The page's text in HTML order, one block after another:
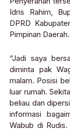
Idris Rahim,
DPRD
Pimpinan Daerah.
“Jadi saya
diminta pak
malam. Posisi
luar rumah.
beliau dan
informasi
Wabub di